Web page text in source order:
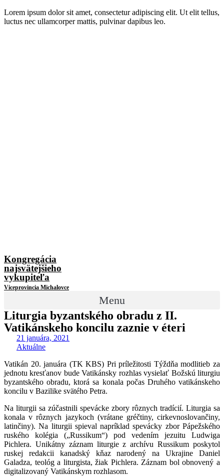
Lorem ipsum dolor sit amet, consectetur adipiscing elit. Ut elit tellus,
luctus nec ullamcorper mattis, pulvinar dapibus leo.
Kongregácia
najsvätejšieho
vykupiteľa
Viceprovincia Michalovce
Menu
Liturgia byzantského obradu z II.
Vatikánskeho koncilu zaznie v éteri
21 januára, 2021
Aktuálne
Vatikán 20. januára (TK KBS) Pri príležitosti Týždňa modlitieb za
jednotu kresťanov bude Vatikánsky rozhlas vysielať Božskú liturgiu
byzantského obradu, ktorá sa konala počas Druhého vatikánskeho
koncilu v Bazilike svätého Petra.
Na liturgii sa zúčastnili spevácke zbory rôznych tradícií. Liturgia sa
konala v rôznych jazykoch (vrátane gréčtiny, cirkevnoslovančiny,
latinčiny). Na liturgii spieval napríklad spevácky zbor Pápežského
ruského kolégia („Russikum“) pod vedením jezuitu Ludwiga
Pichlera. Unikátny záznam liturgie z archívu Russikum poskytol
ruskej redakcii kanadský kňaz narodený na Ukrajine Daniel
Galadza, teológ a liturgista, žiak Pichlera. Záznam bol obnovený a
digitalizovaný Vatikánskym rozhlasom.